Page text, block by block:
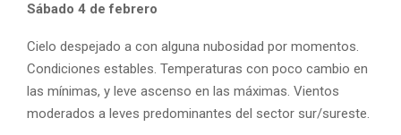
Sábado 4 de febrero
Cielo despejado a con alguna nubosidad por momentos.
Condiciones estables. Temperaturas con poco cambio en
las mínimas, y leve ascenso en las máximas. Vientos
moderados a leves predominantes del sector sur/sureste.